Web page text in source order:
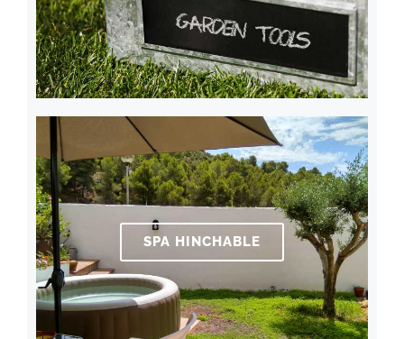
SPA HINCHABLE